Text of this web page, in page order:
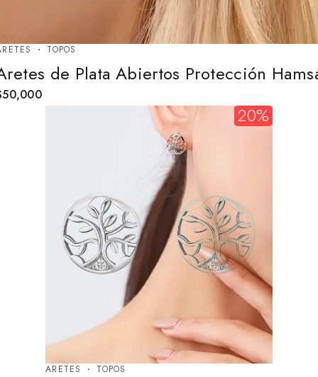
TOPOS
de Plata Abiertos Protección
50,000
20%
ARETES TOPOS